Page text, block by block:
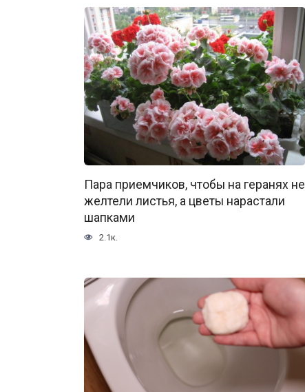
Пара приемчиков, чтобы на геранях не
желтели листья, а цветы нарастали
шапками
2.1к.